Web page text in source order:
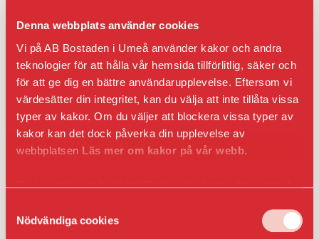
Denna webbplats använder cookies
Vi på AB Bostaden i Umeå använder kakor och andra
teknologier för att hålla vår hemsida tillförlitlig, säker och
för att ge dig en bättre användarupplevelse. Eftersom vi
värdesätter din integritet, kan du välja att inte tillåta vissa
typer av kakor. Om du väljer att blockera vissa typer av
kakor kan det dock påverka din upplevelse av
webbplatsen Läs mer om kakor på vår webb.
Du kan när som helst ta tillbaka eller ändra ditt samtycke
i webbläsaren.
Nödvändiga cookies
aktiviteter. Oavsett om du vill spela fotboll, testa
basket, prova tennis eller upptäcka orientering finns
något för alla.
Aktiviteterna är öppna för alla och kräver inga
förkunskaper. Vår förhoppning är att skapa
möjligheter till rörelse, nya vänskaper och roliga
sommarupplevelser nära hemmet.
tillbaka i sommar!
Tillsammans med flera av våra samarbetsföreningar